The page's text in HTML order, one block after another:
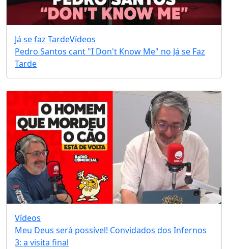
Já se faz TardeVídeos
Pedro Santos cant "I Don't Know Me" no Já se Faz
Tarde
Vídeos
Meu Deus será possível! Convidados dos Infernos
3: a visita final